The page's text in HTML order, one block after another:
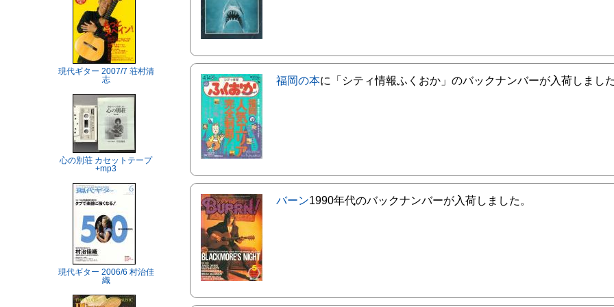
現代ギター 2007/7 荘村清
志
心の別荘 カセットテープ
+mp3
現代ギター 2006/6 村治佳
織
福岡の本に「シティ情報ふくおか」のバックナンバーが入荷しまし
バーン1990年代のバックナンバーが入荷しました。